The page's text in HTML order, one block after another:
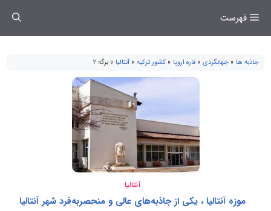
فهرست
جاذبه ها » جهانگردی » قاره اروپا » کشور ترکیه » آنتالیا » برگه 2
آنتالیا
موزه آنتالیا ، یکی از جاذبه‌های عالی و منحصربه‌فرد شهر آنتالیا